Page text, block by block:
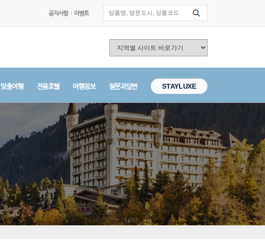
공지사항 이벤트
맞춤여행 전용호텔 여행정보 질문과답변 STAYLUXE